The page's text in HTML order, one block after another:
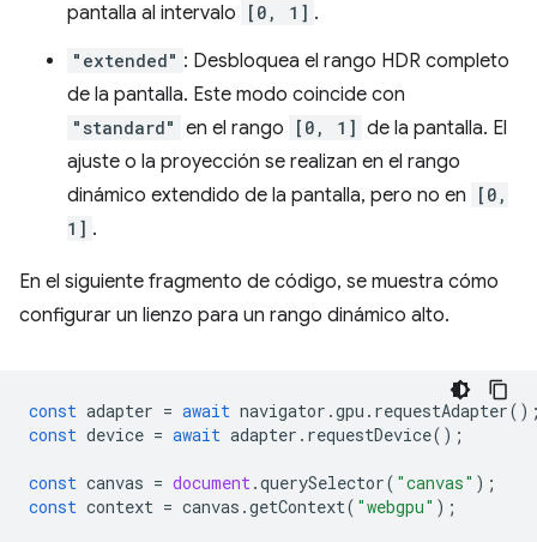
pantalla al intervalo
[0, 1] .
"extended" : Desbloquea el rango HDR completo
de la pantalla. Este modo coincide con
"standard" en el rango [0, 1] de la pantalla. El
ajuste o la proyección se realizan en el rango
dinámico extendido de la pantalla, pero no en
[0,
1] .
En el siguiente fragmento de código, se muestra cómo
configurar un lienzo para un rango dinámico alto.
const adapter = await navigator .gpu . requestAdapter
const device = await adapter . requestDevice();
const canvas = document.querySelector( "canvas" );
const context = canvas .getContext( "webgpu" );